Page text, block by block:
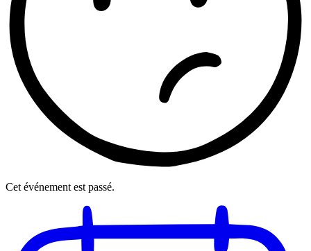
Cet événement est passé.